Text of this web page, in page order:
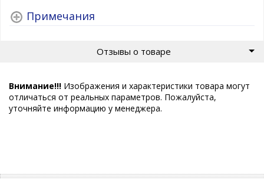
Примечания
Отзывы о товаре
Внимание!!! Изображения и характеристики товара могут
отличаться от реальных параметров. Пожалуйста,
уточняйте информацию у менеджера.